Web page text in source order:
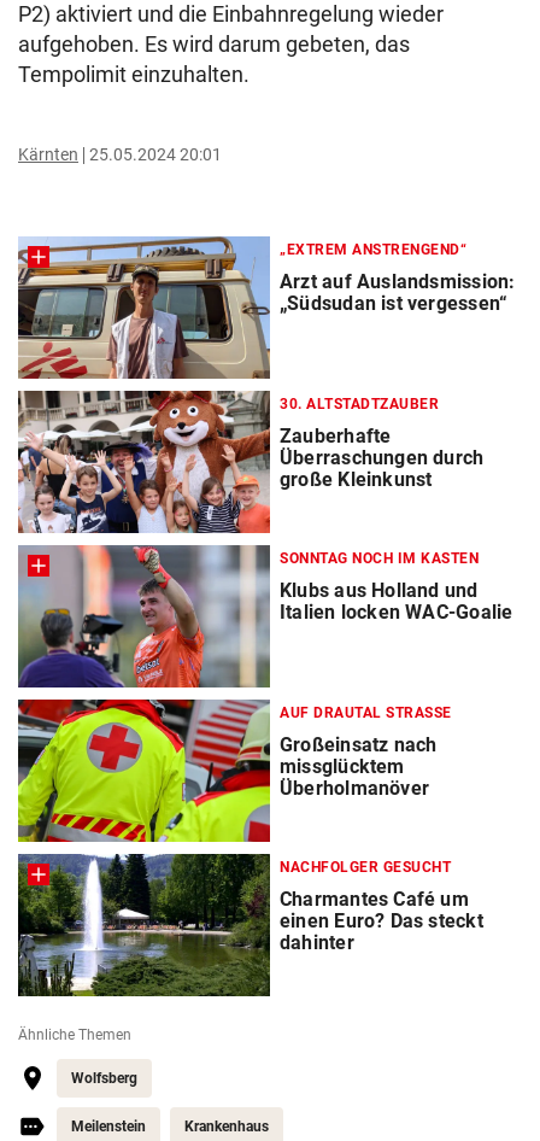
P2) aktiviert und die Einbahnregelung wieder
aufgehoben. Es wird darum gebeten, das
Tempolimit einzuhalten.
Kärnten 25.05.2024 20:01
„EXTREM ANSTRENGEND“
Arzt auf Auslandsmission:
„Südsudan ist vergessen“
30. ALTSTADTZAUBER
Zauberhafte
Überraschungen durch
große Kleinkunst
SONNTAG NOCH IM KASTEN
Klubs aus Holland und
Italien locken WAC-Goalie
AUF DRAUTAL STRASSE
Großeinsatz nach
missglücktem
Überholmanöver
NACHFOLGER GESUCHT
Charmantes Café um
einen Euro? Das steckt
dahinter
Ähnliche Themen
Wolfsberg
Meilenstein Krankenhaus